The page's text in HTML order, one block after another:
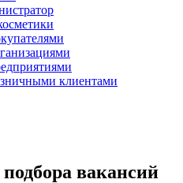
клиентами
вакансий